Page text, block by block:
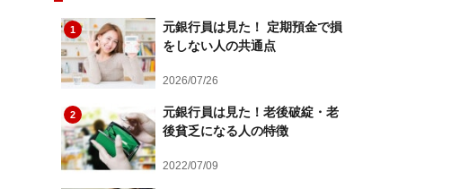
1
元銀行員は見た！ 定期預金で損
をしない人の共通点
2026/07/26
2
元銀行員は見た！老後破綻・老
後貧乏になる人の特徴
2022/07/09